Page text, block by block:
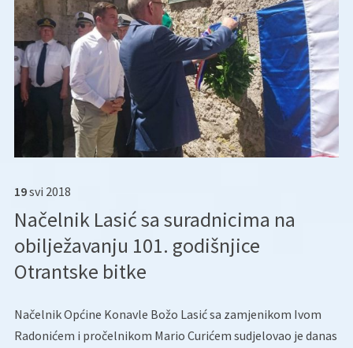
19svi 2018
Načelnik Lasić sa suradnicima na
obilježavanju 101. godišnjice
Otrantske bitke
Načelnik Općine Konavle Božo Lasić sa zamjenikom Ivom
Radonićem i pročelnikom Mario Curićem sudjelovao je danas